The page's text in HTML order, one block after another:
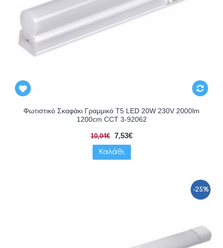
Φωτιστικό Σκαφάκι Γραμμικό T5 LED 20W 230V 2000lm
1200cm CCT 3-92062
10,04€ 7,53€
Καλάθι
-25%